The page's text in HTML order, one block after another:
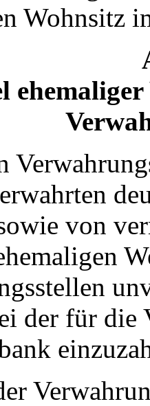
Wohnsitz
von
der für die